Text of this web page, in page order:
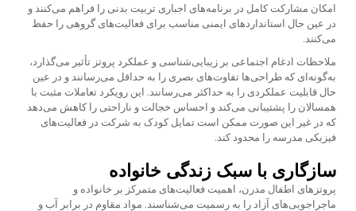
امکان مشارکت کامل در برنامه‌های اجباری تربیت بدنی را فراهم می‌کنند و
در عین حال استانداردهای ایمنی مناسب برای فعالیت‌های گروهی را حفظ
می‌کنند.
ملاحظات ادغام اجتماعی بر زیبایی‌شناسی و عملکرد پروتز تأثیر می‌گذارد،
به‌گونه‌ای که طراحی‌ها تفاوت‌های بصری را به حداقل می‌رسانند و در عین
حال قابلیت عملکردی را به حداکثر می‌رسانند. این رویکرد تعاملات مثبت با
همسالان را پشتیبانی می‌کند و احساس خجالت و ناراحتی را کاهش می‌دهد
که در غیر این صورت ممکن است تمایل کودک به شرکت در فعالیت‌های
فیزیکی مدرسه را محدود کند.
سازگاری با سبک زندگی خانواده
پروتزهای اطفال مدرن، اهمیت فعالیت‌های متمرکز بر خانواده و
ماجراجویی‌های آزاد را به رسمیت می‌شناسند. مواد مقاوم در برابر آب و